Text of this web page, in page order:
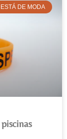
ESTÁ DE MODA